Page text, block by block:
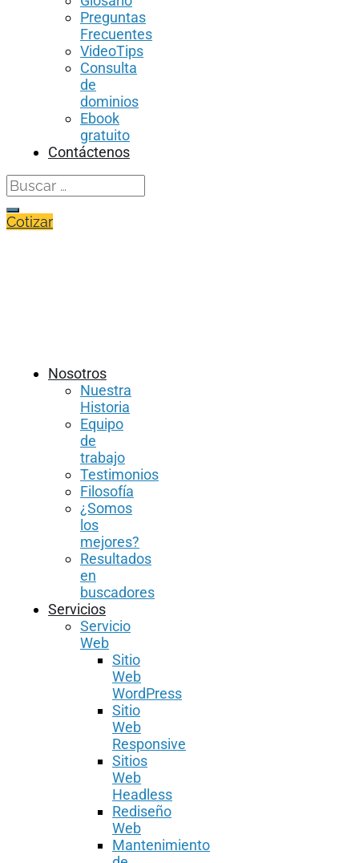
Preguntas
Frecuentes
VideoTips
Consulta
de
dominios
Ebook
gratuito
Contáctenos
Search
for:
Cotizar
Nosotros
Nuestra
Historia
Equipo
de
trabajo
Testimonios
Filosofía
¿Somos
los
mejores?
Resultados
en
buscadores
Servicios
Servicio
Web
Sitio
Web
WordPress
Sitio
Web
Responsive
Sitios
Web
Headless
Rediseño
Web
Mantenimiento